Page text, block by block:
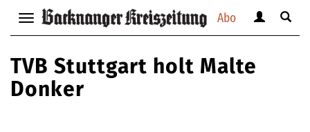
Abo
Navigation
anzeigen
verbergen
anzeigen
verbergen
Suche
TVB Stuttgart holt Malte
Donker